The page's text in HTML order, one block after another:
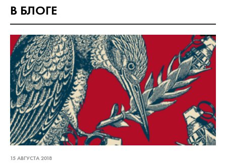
В БЛОГЕ
15 АВГУСТА 2018